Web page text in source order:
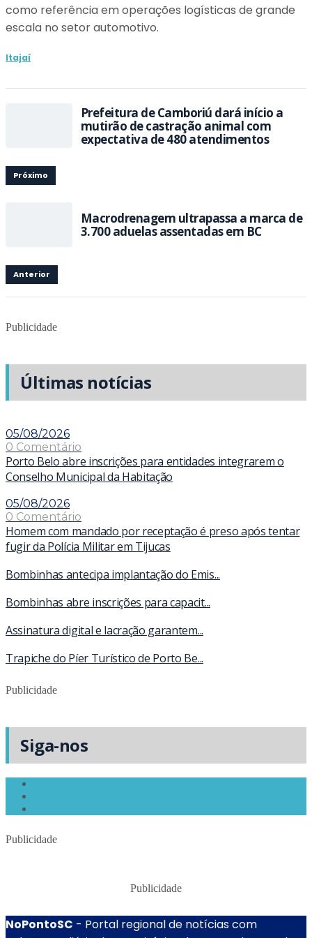
como referência em operações logísticas de grande
escala no setor automotivo.
Itajaí
Prefeitura de Camboriú dará início a
mutirão de castração animal com
expectativa de 480 atendimentos
Próximo
Macrodrenagem ultrapassa a marca de
3.700 aduelas assentadas em BC
Anterior
Publicidade
Últimas notícias
05/08/2026
0 Comentário
Porto Belo abre inscrições para entidades integrarem o
Conselho Municipal da Habitação
05/08/2026
0 Comentário
Homem com mandado por receptação é preso após tentar
fugir da Polícia Militar em Tijucas
Bombinhas antecipa implantação do Emis...
Bombinhas abre inscrições para capacit...
Assinatura digital e lacração garantem...
Trapiche do Píer Turístico de Porto Be...
Publicidade
Siga-nos
Publicidade
Publicidade
NoPontoSC - Portal regional de notícias com